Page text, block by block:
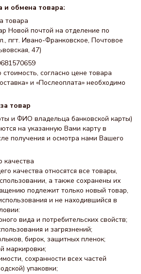
и обмена товара:
товара
Новой почтой на отделение по
пгт. Ивано-Франковское, Почтовое
47)
согласно цене товара
и «Послеоплата» необходимо
товар
и ФИО владельца банковской карты)
на указанную Вами карту в
получения и осмотра нами Вашего
качества относятся все товары,
а также сохранены их
подлежит только новый товар,
и не находившийся в
вида и потребительских свойств;
и загрязнений;
бирок, защитных пленок;
маркировки;
сохранности всех частей
упаковки;